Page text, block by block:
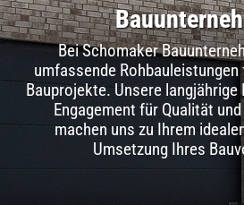
Bei Schomaker
umfassende
Bauprojekte. Unsere langjährige
Engagement für Qualität
machen uns zu Ihrem
Umsetzung Ihres